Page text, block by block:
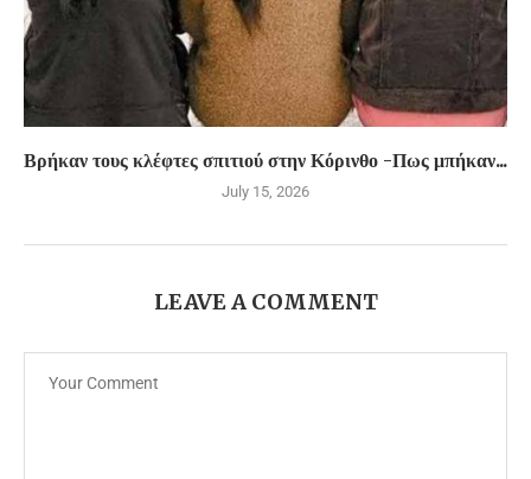
Βρήκαν τους κλέφτες σπιτιού στην Κόρινθο -Πως μπήκαν...
July 15, 2026
LEAVE A COMMENT